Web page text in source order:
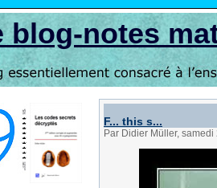
blog-notes
F... this s...
Par Didier Müller,